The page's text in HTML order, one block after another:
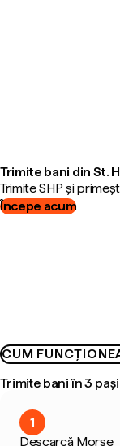
Trimite bani din St.
Trimite SHP și
Începe acum
CUM
Trimite bani în 3 pași
1
Descarcă Morse